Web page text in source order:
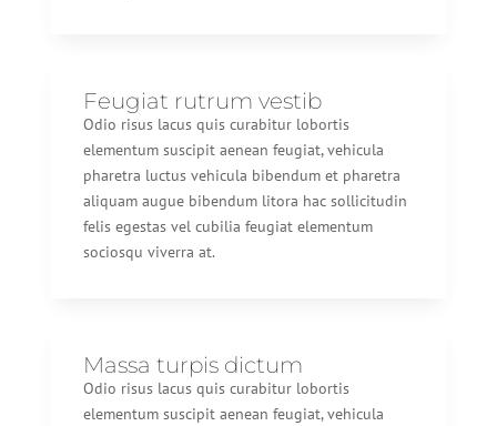
Feugiat rutrum vestib
Odio risus lacus quis curabitur lobortis
elementum suscipit aenean feugiat, vehicula
pharetra luctus vehicula bibendum et pharetra
aliquam augue bibendum litora hac sollicitudin
felis egestas vel cubilia feugiat elementum
sociosqu viverra at.
Massa turpis dictum
Odio risus lacus quis curabitur lobortis
elementum suscipit aenean feugiat, vehicula